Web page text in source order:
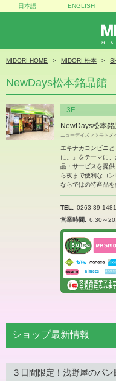
日本語 ENGLISH
MIDORI HOME MIDORI 松本
NewDays松本銘品館
3F
NewDays松本銘
ニューデイズマツモトメ
エキナカコンビニ
に。」をテーマに
品・サービスを提
ら夜まで便利なコ
ならではの特産品を
TEL
0263-39-1481
営業時間
6:30～
ショップ最新情報
３日間限定！浅野屋のパン